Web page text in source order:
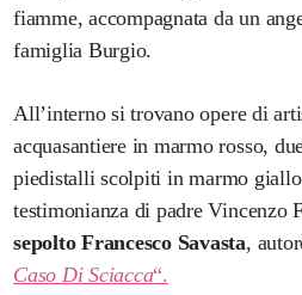
fiamme, accompagnata da un
famiglia Burgio.
All’interno si trovano opere di
acquasantiere in marmo rosso,
piedistalli scolpiti in marmo
testimonianza di padre Vincenzo
sepolto Francesco Savasta,
Caso Di Sciacca“.